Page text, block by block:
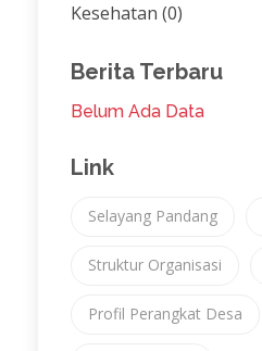
Kesehatan (0)
Berita Terbaru
Belum Ada Data
Link
Selayang Pandang
Struktur Organisasi
Profil Perangkat Desa